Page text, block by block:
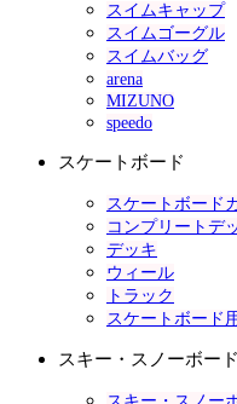
スイムキャップ
スイムゴーグル
スイムバッグ
arena
MIZUNO
speedo
スケートボード
スケートボード
コンプリートデ
デッキ
ウィール
トラック
スケートボード
スキー・スノーボード